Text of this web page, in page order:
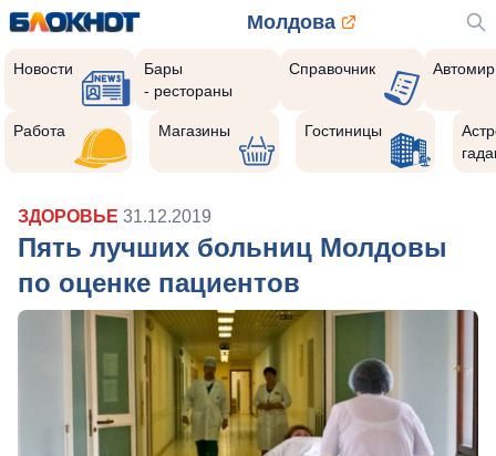
Молдова
Новости
Бары
- рестораны
Справочник Автомир
Работа Магазины Гостиницы
ЗДОРОВЬЕ 31.12.2019
Пять лучших больниц Молдовы
по оценке пациентов